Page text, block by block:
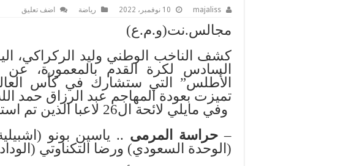
majaliss 10 نوفمبر، 2022 رياضة اضف تعليق
مجالس.نت(و.م.ع)
كشف الناخب الوطني وليد الركراكي،
السادس لكرة القدم بالمعمورة، عن
تميزت بعودة المهاجم عبد الرزاق حمد
وفي مايلي لائحة ال26 لاعبا الذين تم استدعاؤهم:
– حراسة المرمى .. ياسين بونو
(الوحدة السعودي) ورضا التكناوتي